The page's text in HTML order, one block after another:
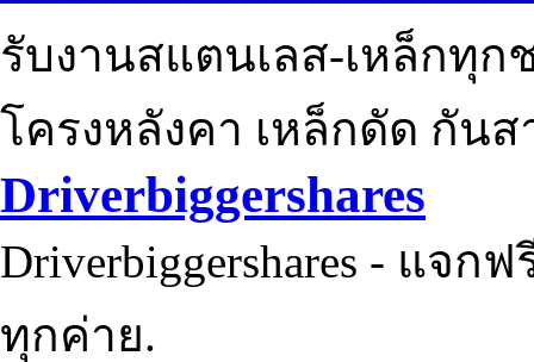
รับงานสแตนเลส-เหล็กทุ
โครงหลังคา เหล็กดัด กัน
Driverbiggershares
Driverbiggershares - แจก
ทุกค่าย.